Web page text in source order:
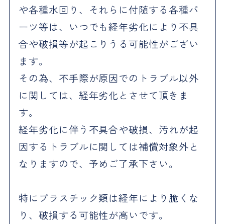
や各種水回り、それらに付随する各種パ
ーツ等は、いつでも経年劣化により不具
合や破損等が起こりうる可能性がござい
ます。
その為、不手際が原因でのトラブル以外
に関しては、経年劣化とさせて頂きま
す。
経年劣化に伴う不具合や破損、汚れが起
因するトラブルに関しては補償対象外と
なりますので、予めご了承下さい。
特にプラスチック類は経年により脆くな
り、破損する可能性が高いです。